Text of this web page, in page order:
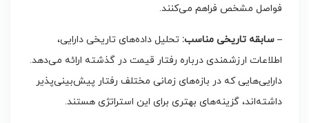
فواصل مشخص فراهم می‌کنند.
– سابقه تاریخی مناسب: تحلیل داده‌های تاریخی دارایی،
اطلاعات ارزشمندی درباره رفتار قیمت در گذشته ارائه می‌دهد.
دارایی‌هایی که در بازه‌های زمانی مختلف رفتار پیش‌بینی‌پذیر
داشته‌اند، گزینه‌های بهتری برای این استراتژی هستند.